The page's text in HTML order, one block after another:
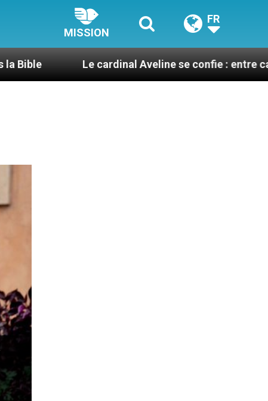
MISSION
FR
Le cardinal Aveline se confie : entre